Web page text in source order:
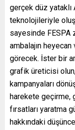
gerçek düz yataklı
teknolojileriyle
sayesinde FESPA
ambalajın
görecek. İster bir
grafik üreticisi
kampanyaları
harekete geçirme,
fırsatları yaratma
hakkındaki